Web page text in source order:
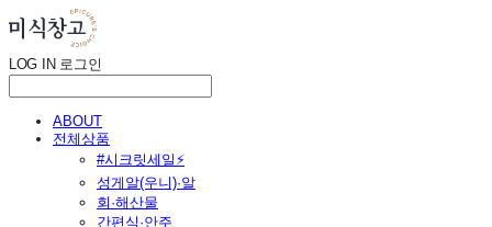
LOG IN 로그인
ABOUT
전체상품
#시크릿세일⚡
성게알(우니)·알
회·해산물
간편식·안주